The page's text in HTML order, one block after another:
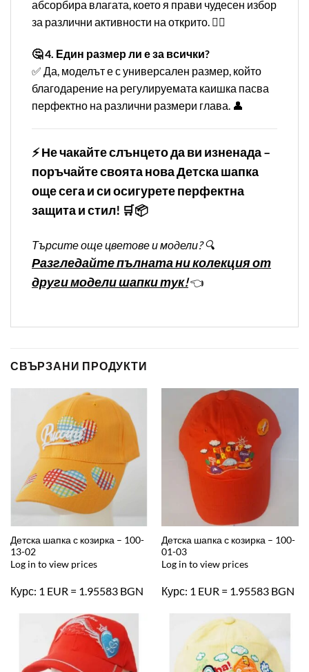
абсорбира влагата, което я прави чудесен избор
за различни активности на открито. 🏌️‍♂️
🤔 4. Един размер ли е за всички?
✅ Да, моделът е с универсален размер, който
благодарение на регулируемата каишка пасва
перфектно на различни размери глава. 👤
⚡ Не чакайте слънцето да ви изненада –
поръчайте своята нова Детска шапка
още сега и си осигурете перфектна
защита и стил! 🛒📦
Търсите още цветове и модели? 🔍
Разгледайте пълната ни колекция от
други модели шапки тук!👈
СВЪРЗАНИ ПРОДУКТИ
Детска шапка с козирка – 100-
13-02
Log in to view prices
Курс: 1 EUR = 1.95583 BGN
Детска шапка с козирка – 100-
01-03
Log in to view prices
Курс: 1 EUR = 1.95583 BGN